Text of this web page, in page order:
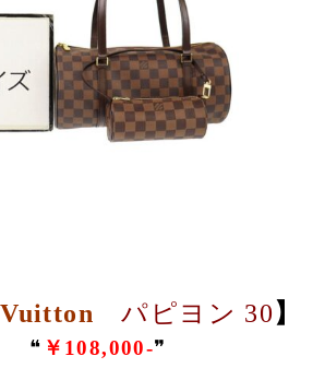
Vuittonパピヨン 30 】
❝ ￥108,000-❞